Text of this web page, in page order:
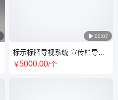
 00:07
标示标牌导视系统 宣传栏导向
牌 科室牌停车牌 商场小区公园
￥5000.00/个